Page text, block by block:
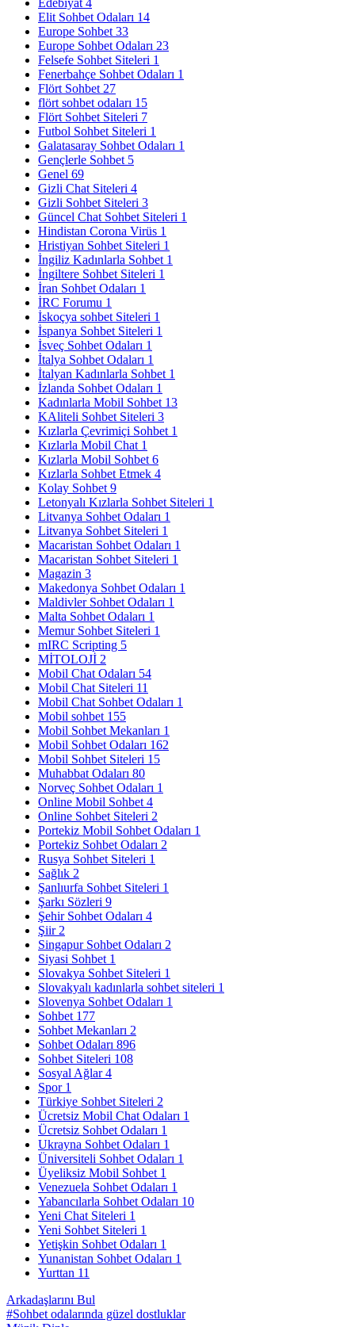
Elit Sohbet Odaları 14
Europe Sohbet 33
Europe Sohbet Odaları 23
Felsefe Sohbet Siteleri 1
Fenerbahçe Sohbet Odaları 1
Flört Sohbet 27
flört sohbet odaları 15
Flört Sohbet Siteleri 7
Futbol Sohbet Siteleri 1
Galatasaray Sohbet Odaları 1
Gençlerle Sohbet 5
Genel 69
Gizli Chat Siteleri 4
Gizli Sohbet Siteleri 3
Güncel Chat Sohbet Siteleri 1
Hindistan Corona Virüs 1
Hristiyan Sohbet Siteleri 1
İngiliz Kadınlarla Sohbet 1
İngiltere Sohbet Siteleri 1
İran Sohbet Odaları 1
İRC Forumu 1
İskoçya sohbet Siteleri 1
İspanya Sohbet Siteleri 1
İsveç Sohbet Odaları 1
İtalya Sohbet Odaları 1
İtalyan Kadınlarla Sohbet 1
İzlanda Sohbet Odaları 1
Kadınlarla Mobil Sohbet 13
KAliteli Sohbet Siteleri 3
Kızlarla Çevrimiçi Sohbet 1
Kızlarla Mobil Chat 1
Kızlarla Mobil Sohbet 6
Kızlarla Sohbet Etmek 4
Kolay Sohbet 9
Letonyalı Kızlarla Sohbet Siteleri 1
Litvanya Sohbet Odaları 1
Litvanya Sohbet Siteleri 1
Macaristan Sohbet Odaları 1
Macaristan Sohbet Siteleri 1
Magazin 3
Makedonya Sohbet Odaları 1
Maldivler Sohbet Odaları 1
Malta Sohbet Odaları 1
Memur Sohbet Siteleri 1
mIRC Scripting 5
MİTOLOJİ 2
Mobil Chat Odaları 54
Mobil Chat Siteleri 11
Mobil Chat Sohbet Odaları 1
Mobil sohbet 155
Mobil Sohbet Mekanları 1
Mobil Sohbet Odaları 162
Mobil Sohbet Siteleri 15
Muhabbat Odaları 80
Norveç Sohbet Odaları 1
Online Mobil Sohbet 4
Online Sohbet Siteleri 2
Portekiz Mobil Sohbet Odaları 1
Portekiz Sohbet Odaları 2
Rusya Sohbet Siteleri 1
Sağlık 2
Şanlıurfa Sohbet Siteleri 1
Şarkı Sözleri 9
Şehir Sohbet Odaları 4
Şiir 2
Singapur Sohbet Odaları 2
Siyasi Sohbet 1
Slovakya Sohbet Siteleri 1
Slovakyalı kadınlarla sohbet siteleri 1
Slovenya Sohbet Odaları 1
Sohbet 177
Sohbet Mekanları 2
Sohbet Odaları 896
Sohbet Siteleri 108
Sosyal Ağlar4
Spor 1
Türkiye Sohbet Siteleri 2
Ücretsiz Mobil Chat Odaları 1
Ücretsiz Sohbet Odaları 1
Ukrayna Sohbet Odaları 1
Üniversiteli Sohbet Odaları 1
Üyeliksiz Mobil Sohbet 1
Venezuela Sohbet Odaları 1
Yabancılarla Sohbet Odaları 10
Yeni Chat Siteleri 1
Yeni Sohbet Siteleri 1
Yetişkin Sohbet Odaları 1
Yunanistan Sohbet Odaları 1
Yurttan 11
Arkadaşlarını Bul
#Sohbet odalarında güzel dostluklar